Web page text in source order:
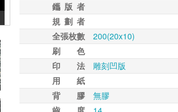
鑴 版 者
規 劃 者
全張枚數
200(20x10)
刷 色
印 法
雕刻凹版
用 紙
背 膠
無膠